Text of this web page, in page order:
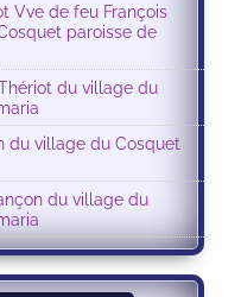
Vve de feu François
paroisse de
du village du
du village du Cosquet
du village du